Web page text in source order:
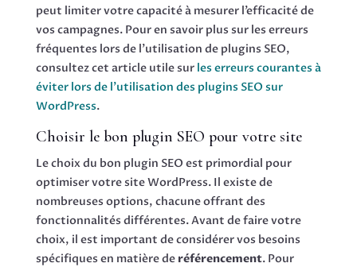
peut limiter votre capacité à mesurer l’efficacité de
vos campagnes. Pour en savoir plus sur les erreurs
fréquentes lors de l’utilisation de plugins SEO,
consultez cet article utile sur les erreurs courantes à
éviter lors de l’utilisation des plugins SEO sur
WordPress.
Choisir le bon plugin SEO pour votre site
Le choix du bon plugin SEO est primordial pour
optimiser votre site WordPress. Il existe de
nombreuses options, chacune offrant des
fonctionnalités différentes. Avant de faire votre
choix, il est important de considérer vos besoins
spécifiques en matière de référencement. Pour